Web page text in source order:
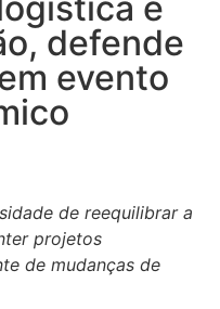
defende
evento
de reequilibrar a
projetos
de mudanças de